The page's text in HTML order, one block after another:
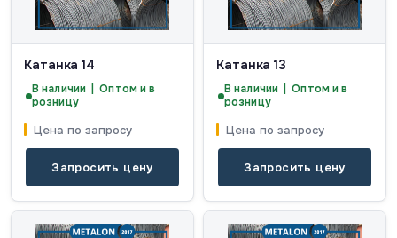
Катанка 14
В наличии | Оптом и в
розницу
Цена по запросу
Запросить цену
Катанка 13
В наличии | Оптом и в
розницу
Цена по запросу
Запросить цену